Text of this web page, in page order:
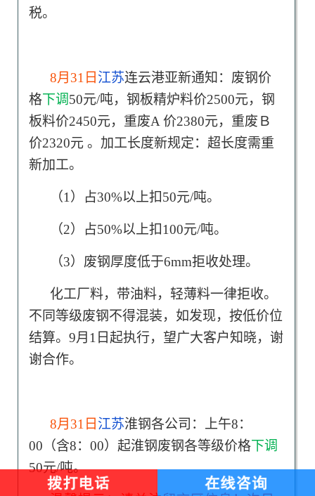
税。
8月31日 江苏连云港亚新通知：废钢价
格下调50元/吨，钢板精炉料价2500元，钢
板料价2450元，重废A 价2380元，重废Ｂ
价2320元 。加工长度新规定：超长度需重
新加工。
（1）占30%以上扣50元/吨。
（2）占50%以上扣100元/吨。
（3）废钢厚度低于6mm拒收处理。
化工厂料，带油料，轻薄料一律拒收。
不同等级废钢不得混装，如发现，按低价位
结算。9月1日起执行，望广大客户知晓，谢
谢合作。
8月31日 江苏淮钢各公司：上午8：
00（含8：00）起淮钢废钢各等级价格下调
50元/吨。